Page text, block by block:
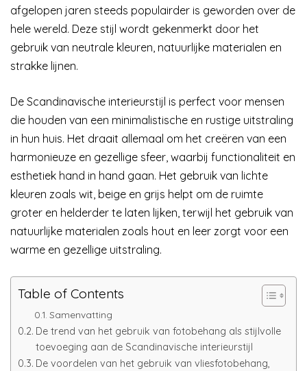
afgelopen jaren steeds populairder is geworden over de
hele wereld. Deze stijl wordt gekenmerkt door het
gebruik van neutrale kleuren, natuurlijke materialen en
strakke lijnen.
De Scandinavische interieurstijl is perfect voor mensen
die houden van een minimalistische en rustige uitstraling
in hun huis. Het draait allemaal om het creëren van een
harmonieuze en gezellige sfeer, waarbij functionaliteit en
esthetiek hand in hand gaan. Het gebruik van lichte
kleuren zoals wit, beige en grijs helpt om de ruimte
groter en helderder te laten lijken, terwijl het gebruik van
natuurlijke materialen zoals hout en leer zorgt voor een
warme en gezellige uitstraling.
Table of Contents
Samenvatting
De trend van het gebruik van fotobehang als stijlvolle
toevoeging aan de Scandinavische interieurstijl
De voordelen van het gebruik van vliesfotobehang,